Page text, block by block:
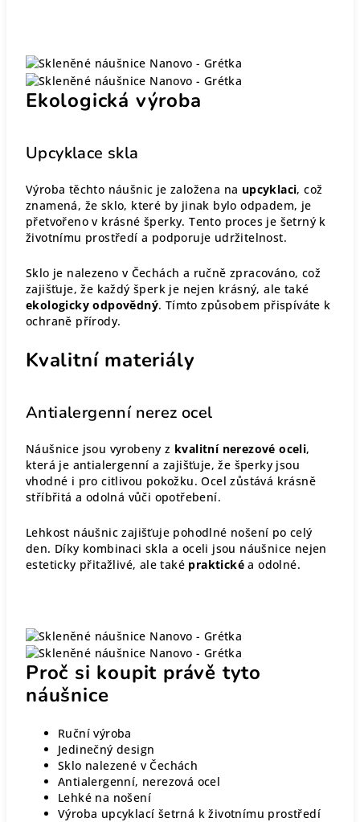
Ekologická výroba
Upcyklace skla
Výroba těchto náušnic je založena na upcyklaci, což
znamená, že sklo, které by jinak bylo odpadem, je
přetvořeno v krásné šperky. Tento proces je šetrný k
životnímu prostředí a podporuje udržitelnost.
Sklo je nalezeno v Čechách a ručně zpracováno, což
zajišťuje, že každý šperk je nejen krásný, ale také
ekologicky odpovědný. Tímto způsobem přispíváte k
ochraně přírody.
Kvalitní materiály
Antialergenní nerez ocel
Náušnice jsou vyrobeny z kvalitní nerezové oceli,
která je antialergenní a zajišťuje, že šperky jsou
vhodné i pro citlivou pokožku. Ocel zůstává krásně
stříbřitá a odolná vůči opotřebení.
Lehkost náušnic zajišťuje pohodlné nošení po celý
den. Díky kombinaci skla a oceli jsou náušnice nejen
esteticky přitažlivé, ale také praktické a odolné.
Proč si koupit právě tyto
náušnice
Ruční výroba
Jedinečný design
Sklo nalezené v Čechách
Antialergenní, nerezová ocel
Lehké na nošení
Výroba upcyklací šetrná k životnímu prostředí